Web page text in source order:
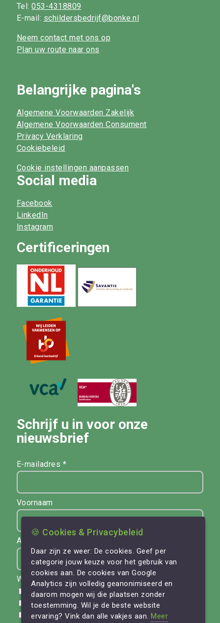
Tel:053-4318809
E-mail: schildersbedrijf@bonke.nl
Neem contact met ons op
Plan uw route naar ons
Belangrijke pagina's
Algemene Voorwaarden Zakelijk
Algemene Voorwaarden Consument
Privacy Verklaring
Cookiebeleid
Cookie instellingen aanpassen
Social media
Facebook
LinkedIn
Instagram
Certificeringen
Schrijf u in voor onze
nieuwsbrief
E-mailadres *
Voornaam
Achternaam
Werkrelatie *
VvE
Zakelijk
Aannemer
🍪 Cookies & Privacybeleid
Daar zijn ze weer: De cookies. Geef per
categorie jouw keuze voor het gebruik van
cookies aan. De cookies van Google
Analytics zijn volledig geanonimiseerd en
daarom mogen wij die plaatsen zonder
toestemming. Wil je de beste website
ervaring? Vink dan alle vakjes aan. Meer